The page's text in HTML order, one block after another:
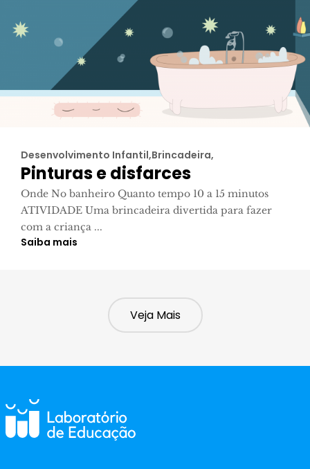
Desenvolvimento Infantil,Brincadeira,
Pinturas e disfarces
Onde No banheiro Quanto tempo 10 a 15 minutos
ATIVIDADE Uma brincadeira divertida para fazer
com a criança ...
Saiba mais